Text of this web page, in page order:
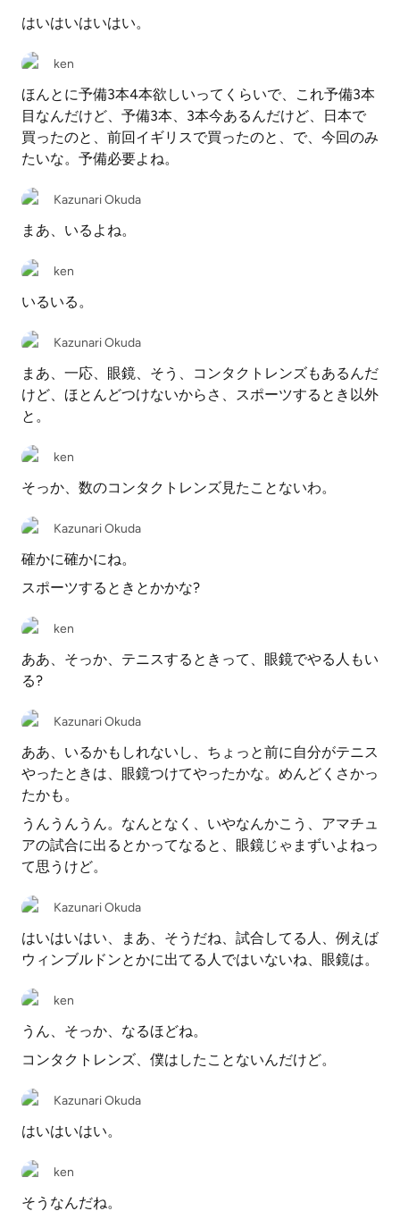
はいはいはいはい。
ken
ほんとに予備3本4本欲しいってくらいで、これ予備3本
目なんだけど、予備3本、3本今あるんだけど、日本で
買ったのと、前回イギリスで買ったのと、で、今回のみ
たいな。予備必要よね。
Kazunari Okuda
まあ、いるよね。
ken
いるいる。
Kazunari Okuda
まあ、一応、眼鏡、そう、コンタクトレンズもあるんだ
けど、ほとんどつけないからさ、スポーツするとき以外
と。
ken
そっか、数のコンタクトレンズ見たことないわ。
Kazunari Okuda
確かに確かにね。
スポーツするときとかかな?
ken
ああ、そっか、テニスするときって、眼鏡でやる人もい
る?
Kazunari Okuda
ああ、いるかもしれないし、ちょっと前に自分がテニス
やったときは、眼鏡つけてやったかな。めんどくさかっ
たかも。
うんうんうん。なんとなく、いやなんかこう、アマチュ
アの試合に出るとかってなると、眼鏡じゃまずいよねっ
て思うけど。
Kazunari Okuda
はいはいはい、まあ、そうだね、試合してる人、例えば
ウィンブルドンとかに出てる人ではいないね、眼鏡は。
ken
うん、そっか、なるほどね。
コンタクトレンズ、僕はしたことないんだけど。
Kazunari Okuda
はいはいはい。
ken
そうなんだね。